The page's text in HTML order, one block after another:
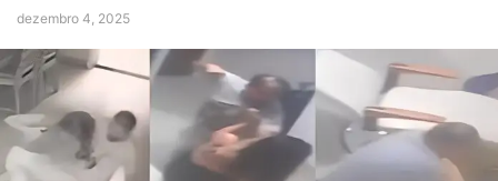
dezembro 4, 2025